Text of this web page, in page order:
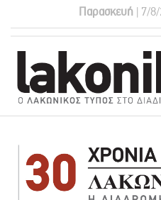
Παρασκευή | 7/